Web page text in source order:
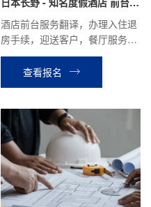
酒店前台服务翻译，办理入住退
房手续，迎送客户，餐厅服务，
礼品店销售等酒店安排的相关工
查看报名